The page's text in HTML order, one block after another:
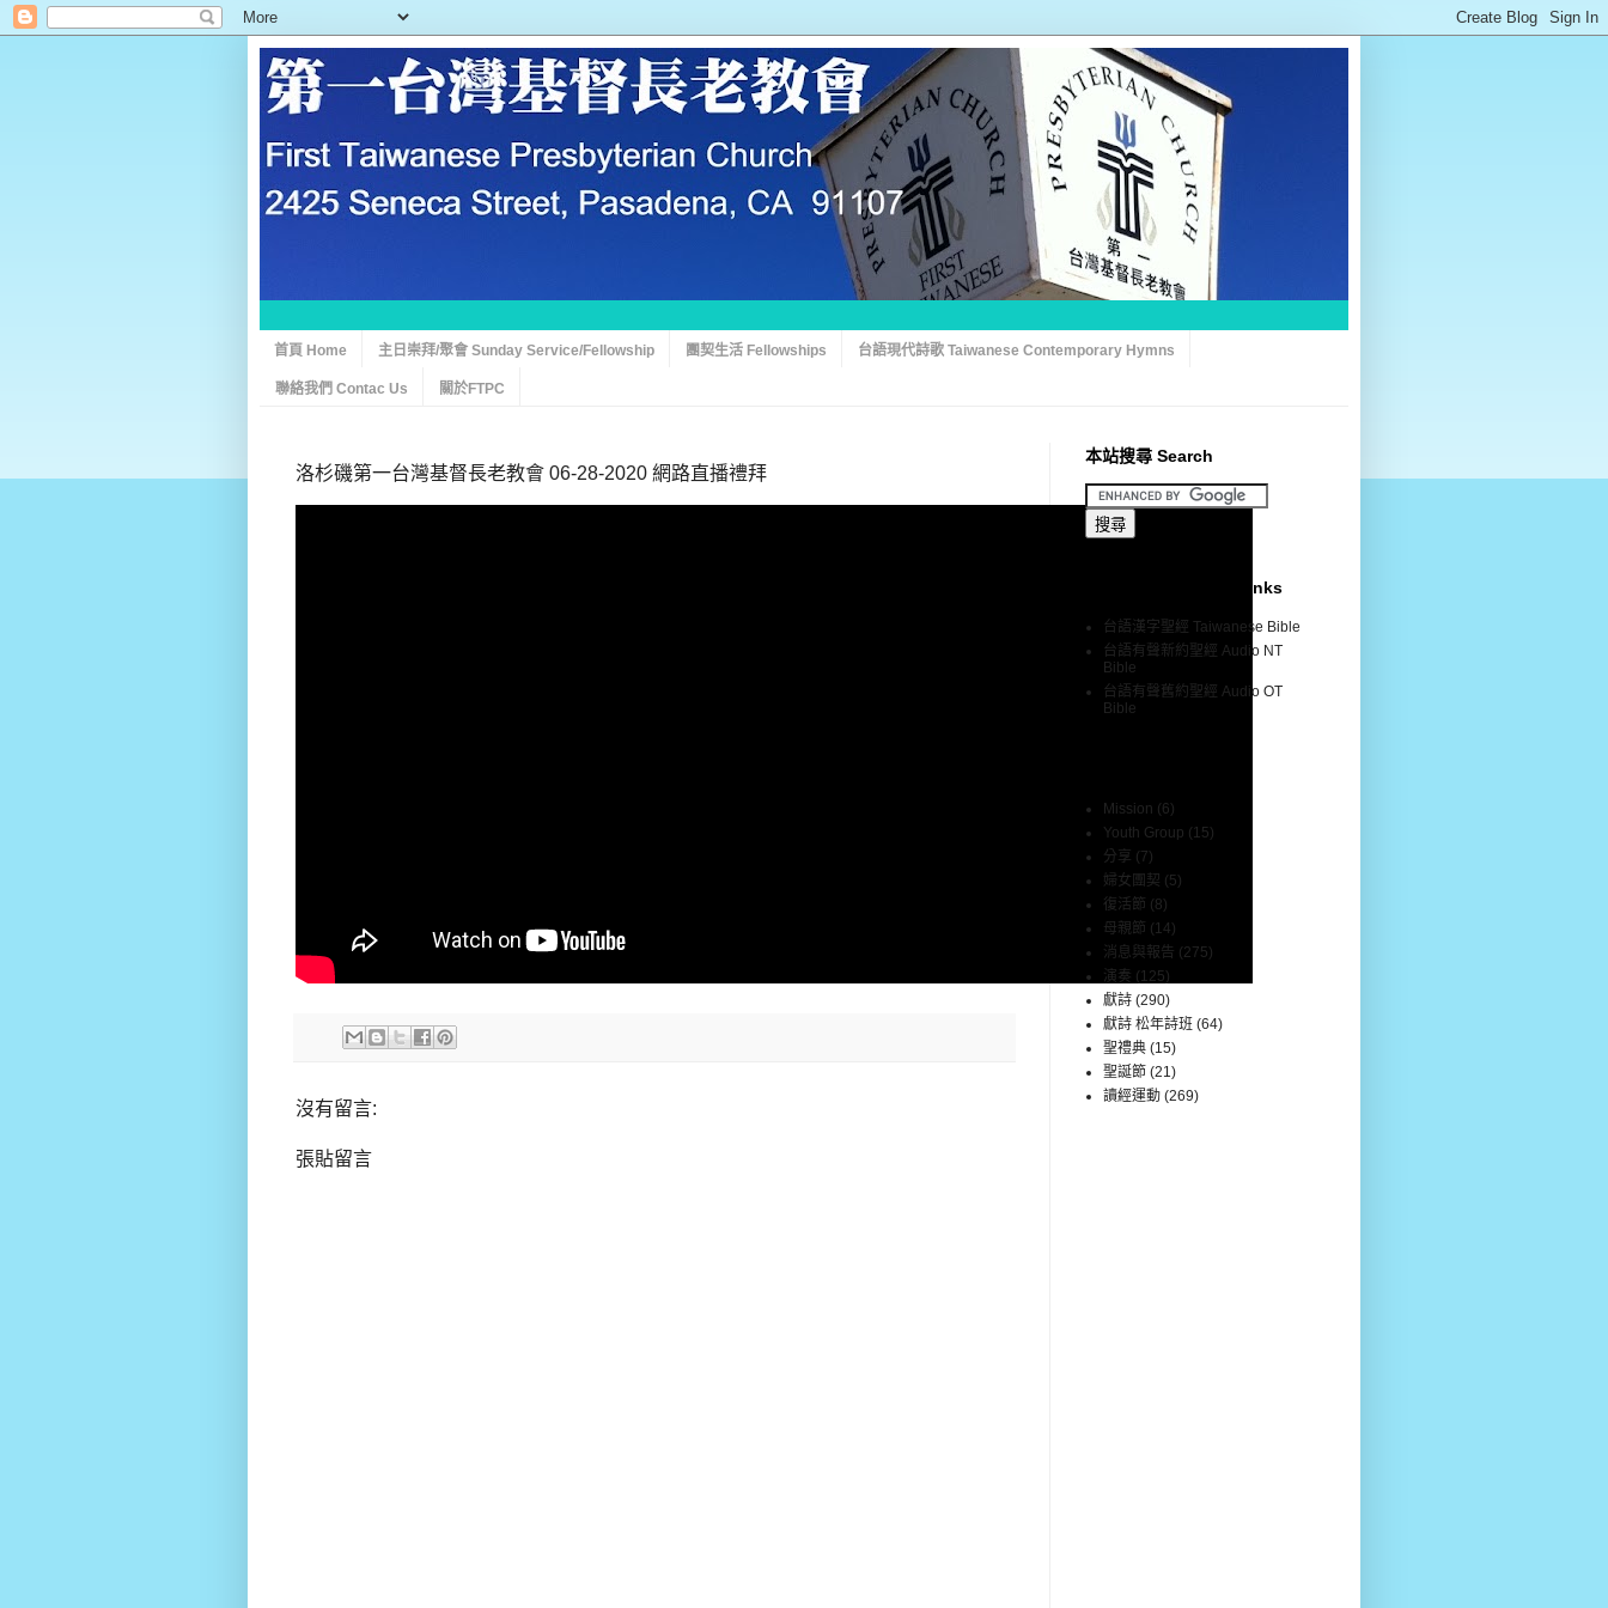
首頁 Home 主日崇拜/聚會 Sunday Service/Fellowship 團契生活 Fellowships 台語現代詩歌 Taiwanese Contemporary Hymns
聯絡我們 Contac Us 關於FTPC
洛杉磯第一台灣基督長老教會 06-28-2020 網路直播禮拜
沒有留言:
張貼留言
本站搜尋 Search
聖經網站連結 Bible Links
台語漢字聖經 Taiwanese Bible
台語有聲新約聖經 Audio NT
Bible
台語有聲舊約聖經 Audio OT
Bible
Mission (6)
Youth Group (15)
分享 (7)
婦女團契 (5)
復活節 (8)
母親節 (14)
消息與報告 (275)
演奏 (125)
獻詩 (290)
獻詩 松年詩班 (64)
聖禮典 (15)
聖誕節 (21)
讀經運動 (269)